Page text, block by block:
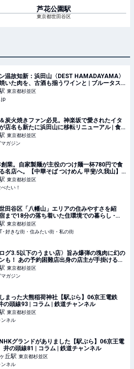
芦花公園駅
東京都世田谷区
温故知新：浜田山〈DEST HAMADAYAMA〉
いた肉を、古酒も揃うワインと | ブルータス|
東京都杉並区
炭火焼きファン必見。神楽坂で愛されたイタ
店名も新たに浜田山に移転リニューアル | 食
ガジン
東京都杉並区
ガジン
業。自家製麺が主役のつけ麺一杯780円で食
名店へ。【中華そば つけめん 甲斐/久我山】|
べたい！
東京都杉並区
たい！
田谷区「八幡山」エリアの住みやすさを紹
まで18分の落ち着いた住環境での暮らし -
- 好きな街・住みたい街・私の街
東京都杉並区
- 好きな街・住みたい街・私の街
ログ3.5以下のうまい店〉旨み爆弾の塊肉に幻の
も！ あの予約困難店出身の店主が手掛けるこ
スローライフ焼肉 | 食べログマガジン
東京都杉並区
ガジン
まった大熊稲荷神社【駅ぶら】06京王電鉄
頭線93 | コラム | 鉄道チャンネル
東京都杉並区
ンネル
グランドがありました【駅ぶら】06京王電
の頭線81 | コラム | 鉄道チャンネル
丘駅 東京都杉並区
ンネル